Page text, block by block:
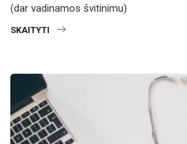
(dar vadinamos švitinimu)
SKAITYTI